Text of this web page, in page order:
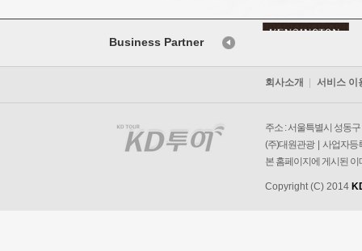
Business Partner
회사소개 서비스 이
주소 : 서울특별시 성동
(주)대원관광 | 사업자등
본 홈페이지에 게시된
Copyright (C) 2014